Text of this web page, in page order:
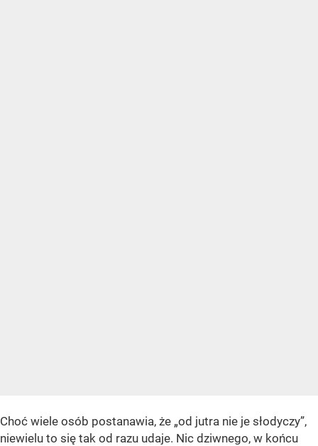
Choć wiele osób postanawia, że „od jutra nie je słodyczy”,
niewielu to się tak od razu udaje. Nic dziwnego, w końcu